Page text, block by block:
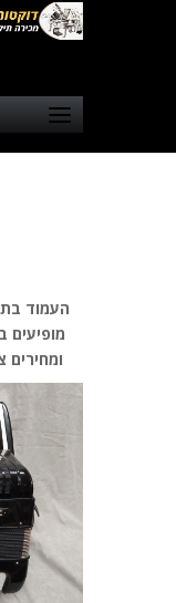
העמוד
מופיעים
ומחירים